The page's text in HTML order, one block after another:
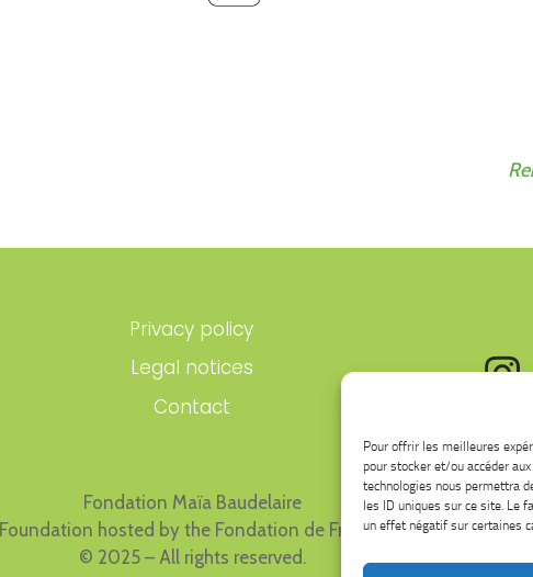
Pour offrir les meilleures
pour stocker et/ou accéder
technologies nous permettra
les ID uniques sur ce site. Le
un effet négatif sur certaines
Privacy policy
Legal notices
Contact
Fondation Maïa Baudelaire
Foundation hosted by the Fondation de France.
© 2025 – All rights reserved.